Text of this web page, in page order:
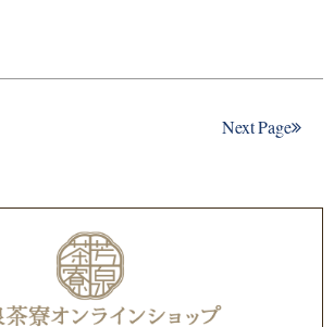
Next Page